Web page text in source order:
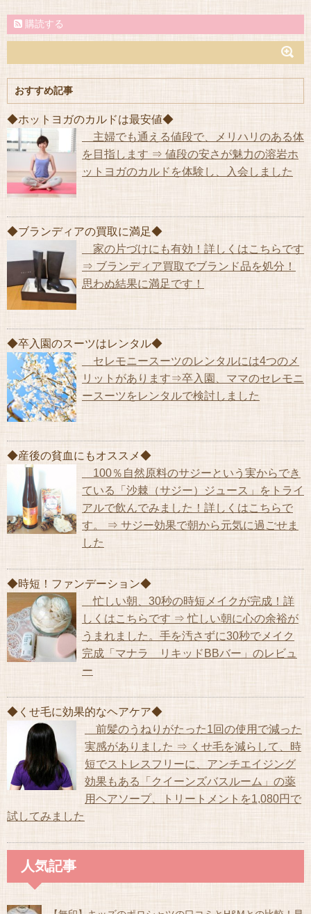
購読する
おすすめ記事
◆ホットヨガのカルドは最安値◆
主婦でも通える値段で、メリハリのある体
を目指します ⇒ 値段の安さが魅力の溶岩ホ
ットヨガのカルドを体験し、入会しました
◆ブランディアの買取に満足◆
家の片づけにも有効！詳しくはこちらです
⇒ ブランディア買取でブランド品を処分！
思わぬ結果に満足です！
◆卒入園のスーツはレンタル◆
セレモニースーツのレンタルには4つのメ
リットがあります⇒卒入園、ママのセレモニ
ースーツをレンタルで検討しました
◆産後の貧血にもオススメ◆
100％自然原料のサジーという実からでき
ている「沙棘（サジー）ジュース」をトライ
アルで飲んでみました！詳しくはこちらで
す。 ⇒ サジー効果で朝から元気に過ごせま
した
◆時短！ファンデーション◆
忙しい朝、30秒の時短メイクが完成！詳
しくはこちらです ⇒ 忙しい朝に心の余裕が
うまれました。手を汚さずに30秒でメイク
完成「マナラ リキッドBBバー」のレビュ
ー
◆くせ毛に効果的なヘアケア◆
前髪のうねりがたった1回の使用で減った
実感がありました ⇒ くせ毛を減らして、時
短でストレスフリーに、アンチエイジング
効果もある「クイーンズバスルーム」の薬
用ヘアソープ、トリートメントを1,080円で
試してみました
人気記事